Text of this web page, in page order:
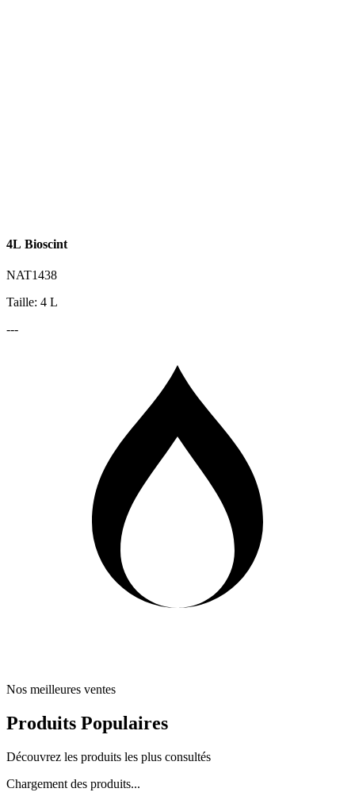
4L Bioscint
NAT1438
Taille: 4 L
---
Nos meilleures ventes
Produits Populaires
Découvrez les produits les plus consultés
Chargement des produits...